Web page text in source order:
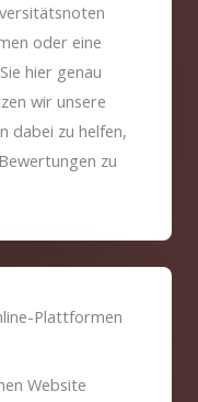
oder eine
hier genau
wir unsere
dabei zu helfen,
zu
Plattformen
Website